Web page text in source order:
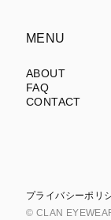
MENU
ABOUT
FAQ
CONTACT
プライバシーポリ
© CLAN